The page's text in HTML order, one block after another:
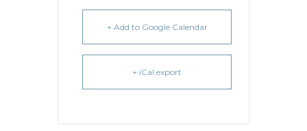
+ Add to Google Calendar
+ iCal export